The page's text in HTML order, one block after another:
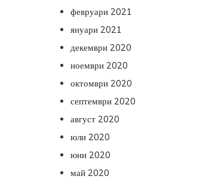
февруари 2021
януари 2021
декември 2020
ноември 2020
октомври 2020
септември 2020
август 2020
юли 2020
юни 2020
май 2020